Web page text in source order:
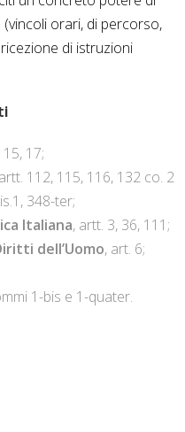
orari, di percorso,
di istruzioni
17;
112, 115, 116, 132 co. 2
348-ter;
Italiana, artt. 3, 36, 111;
dell’Uomo, art. 6;
1-bis e 1-quater.